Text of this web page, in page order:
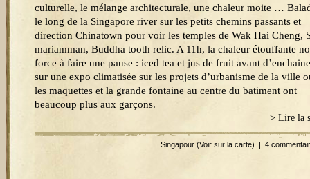
culturelle, le mélange architecturale, une chaleur moite …
le long de la Singapore river sur les petits chemins passants et
direction Chinatown pour voir les temples de Wak Hai Cheng,
mariamman, Buddha tooth relic. A 11h, la chaleur étouffante
force à faire une pause : iced tea et jus de fruit avant
sur une expo climatisée sur les projets d’urbanisme de la ville
les maquettes et la grande fontaine au centre du batiment ont
beaucoup plus aux garçons.
> Lire la
Singapour (Voir sur la carte) | 4